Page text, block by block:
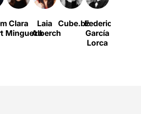
Clara
Mingueza
Laia
Alberch
Cube.bzFederico
García
Lorca